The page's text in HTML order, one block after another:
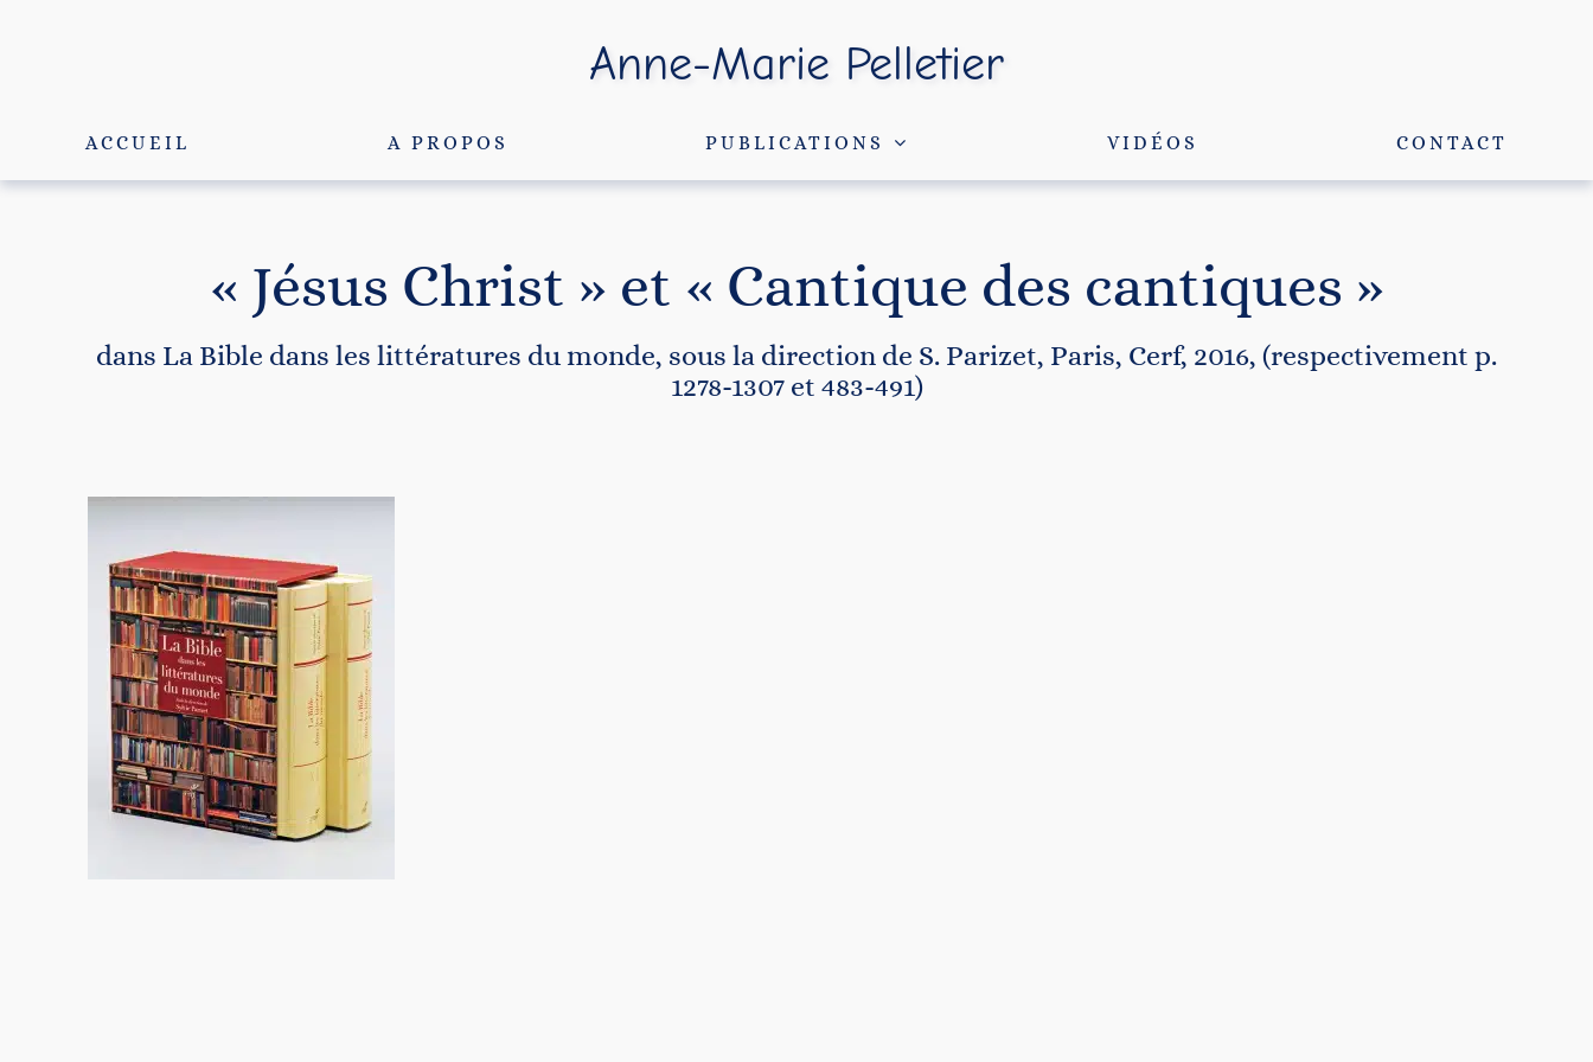
Anne-Marie Pelletier
ACCUEIL A PROPOS PUBLICATIONS VIDÉOS CONTACT
« Jésus Christ » et « Cantique des cantiques »
dans La Bible dans les littératures du monde, sous la direction de S. Parizet, Paris, Cerf, 2016, (respectivement p.
1278-1307 et 483-491)